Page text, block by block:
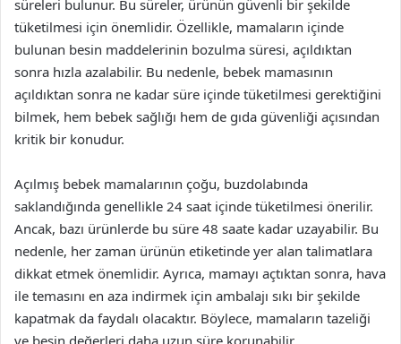
süreleri bulunur. Bu süreler, ürünün güvenli bir şekilde
tüketilmesi için önemlidir. Özellikle, mamaların içinde
bulunan besin maddelerinin bozulma süresi, açıldıktan
sonra hızla azalabilir. Bu nedenle, bebek mamasının
açıldıktan sonra ne kadar süre içinde tüketilmesi gerektiğini
bilmek, hem bebek sağlığı hem de gıda güvenliği açısından
kritik bir konudur.
Açılmış bebek mamalarının çoğu, buzdolabında
saklandığında genellikle 24 saat içinde tüketilmesi önerilir.
Ancak, bazı ürünlerde bu süre 48 saate kadar uzayabilir. Bu
nedenle, her zaman ürünün etiketinde yer alan talimatlara
dikkat etmek önemlidir. Ayrıca, mamayı açtıktan sonra, hava
ile temasını en aza indirmek için ambalajı sıkı bir şekilde
kapatmak da faydalı olacaktır. Böylece, mamaların tazeliği
ve besin değerleri daha uzun süre korunabilir.